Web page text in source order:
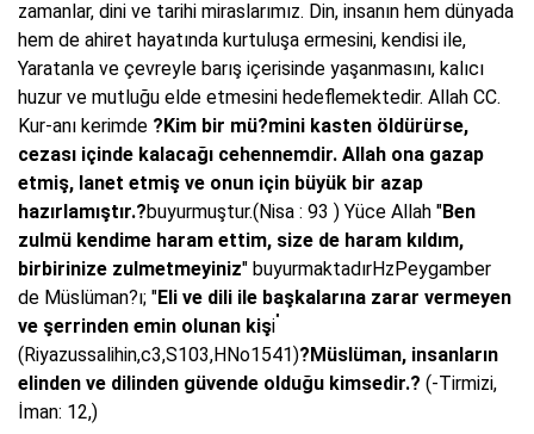
zamanlar, dini ve tarihi miraslarımız. Din, insanın hem dünyada
hem de ahiret hayatında kurtuluşa ermesini, kendisi ile,
Yaratanla ve çevreyle barış içerisinde yaşanmasını, kalıcı
huzur ve mutluğu elde etmesini hedeflemektedir. Allah CC.
Kur-anı kerimde ?Kim bir mü?mini kasten öldürürse,
cezası içinde kalacağı cehennemdir. Allah ona gazap
etmiş, lanet etmiş ve onun için büyük bir azap
hazırlamıştır.?buyurmuştur.(Nisa : 93 ) Yüce Allah "Ben
zulmü kendime haram ettim, size de haram kıldım,
birbirinize zulmetmeyiniz" buyurmaktadırHzPeygamber
de Müslüman?ı; "Eli ve dili ile başkalarına zarar vermeyen
ve şerrinden emin olunan kişi"
(Riyazussalihin,c3,S103,HNo1541)?Müslüman, insanların
elinden ve dilinden güvende olduğu kimsedir.? (-Tirmizi,
İman: 12,)